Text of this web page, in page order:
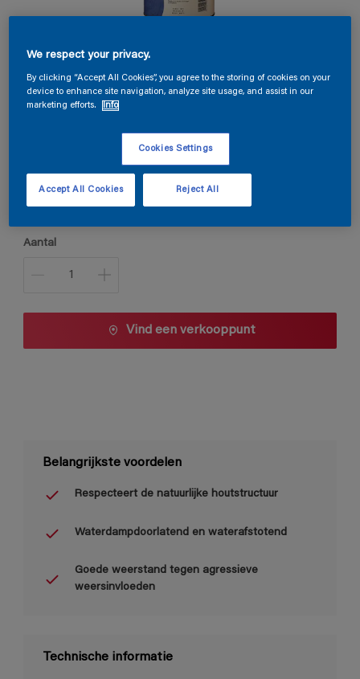
Silvanol LO
W2.04.52
Aantal
Vind een verkooppunt
Belangrijkste voordelen
Respecteert de natuurlijke houtstructuur
Waterdampdoorlatend en waterafstotend
Goede weerstand tegen agressieve
weersinvloeden
Technische informatie
We respect your privacy.
By clicking “Accept All Cookies”, you agree to the storing of cookies on your
device to enhance site navigation, analyze site usage, and assist in our
marketing efforts.
Info
Cookies Settings
Reject All
Accept All Cookies